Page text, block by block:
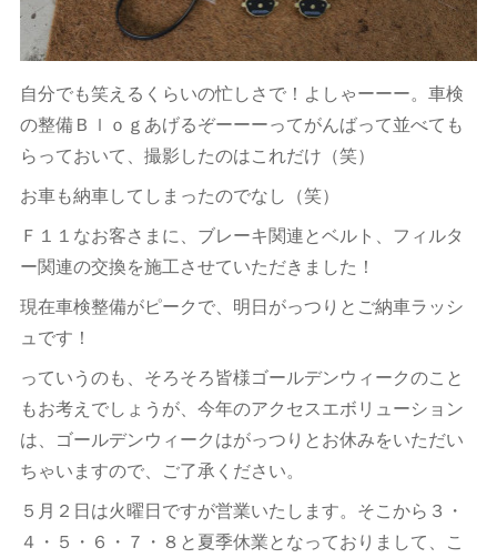
自分でも笑えるくらいの忙しさで！よしゃーーー。車検
の整備Ｂｌｏｇあげるぞーーーってがんばって並べても
らっておいて、撮影したのはこれだけ（笑）
お車も納車してしまったのでなし（笑）
Ｆ１１なお客さまに、ブレーキ関連とベルト、フィルタ
ー関連の交換を施工させていただきました！
現在車検整備がピークで、明日がっつりとご納車ラッシ
ュです！
っていうのも、そろそろ皆様ゴールデンウィークのこと
もお考えでしょうが、今年のアクセスエボリューション
は、ゴールデンウィークはがっつりとお休みをいただい
ちゃいますので、ご了承ください。
５月２日は火曜日ですが営業いたします。そこから３・
４・５・６・７・８と夏季休業となっておりまして、こ